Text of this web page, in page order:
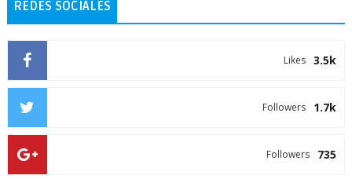
REDES SOCIALES
3.5k
Likes
1.7k
Followers
735
Followers